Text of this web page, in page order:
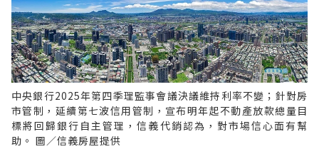
中央銀行2025年第四季理監事會議決議維持利率不變；針對房
市管制，延續第七波信用管制，宣布明年起不動產放款總量目
標將回歸銀行自主管理，信義代銷認為，對市場信心面有幫
助。 圖／信義房屋提供